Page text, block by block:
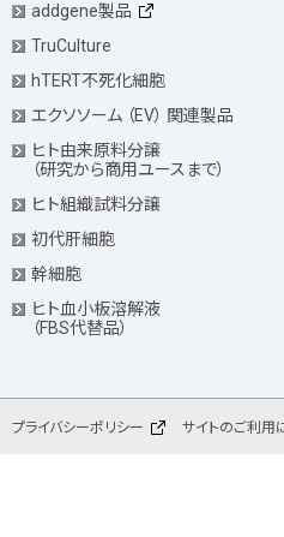
addgene製品
TruCulture
hTERT不死化細胞
エクソソーム （EV） 関連製品
ヒト由来原料分譲
（研究から商用ユースまで）
ヒト組織試料分譲
初代肝細胞
幹細胞
ヒト血小板溶解液
（FBS代替品）
プライバシーポリシー サイトのご利用